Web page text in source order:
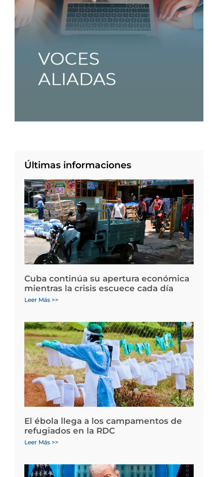
Últimas informaciones
Cuba continúa su apertura económica
mientras la crisis escuece cada día
Leer Más >>
El ébola llega a los campamentos de
refugiados en la RDC
Leer Más >>